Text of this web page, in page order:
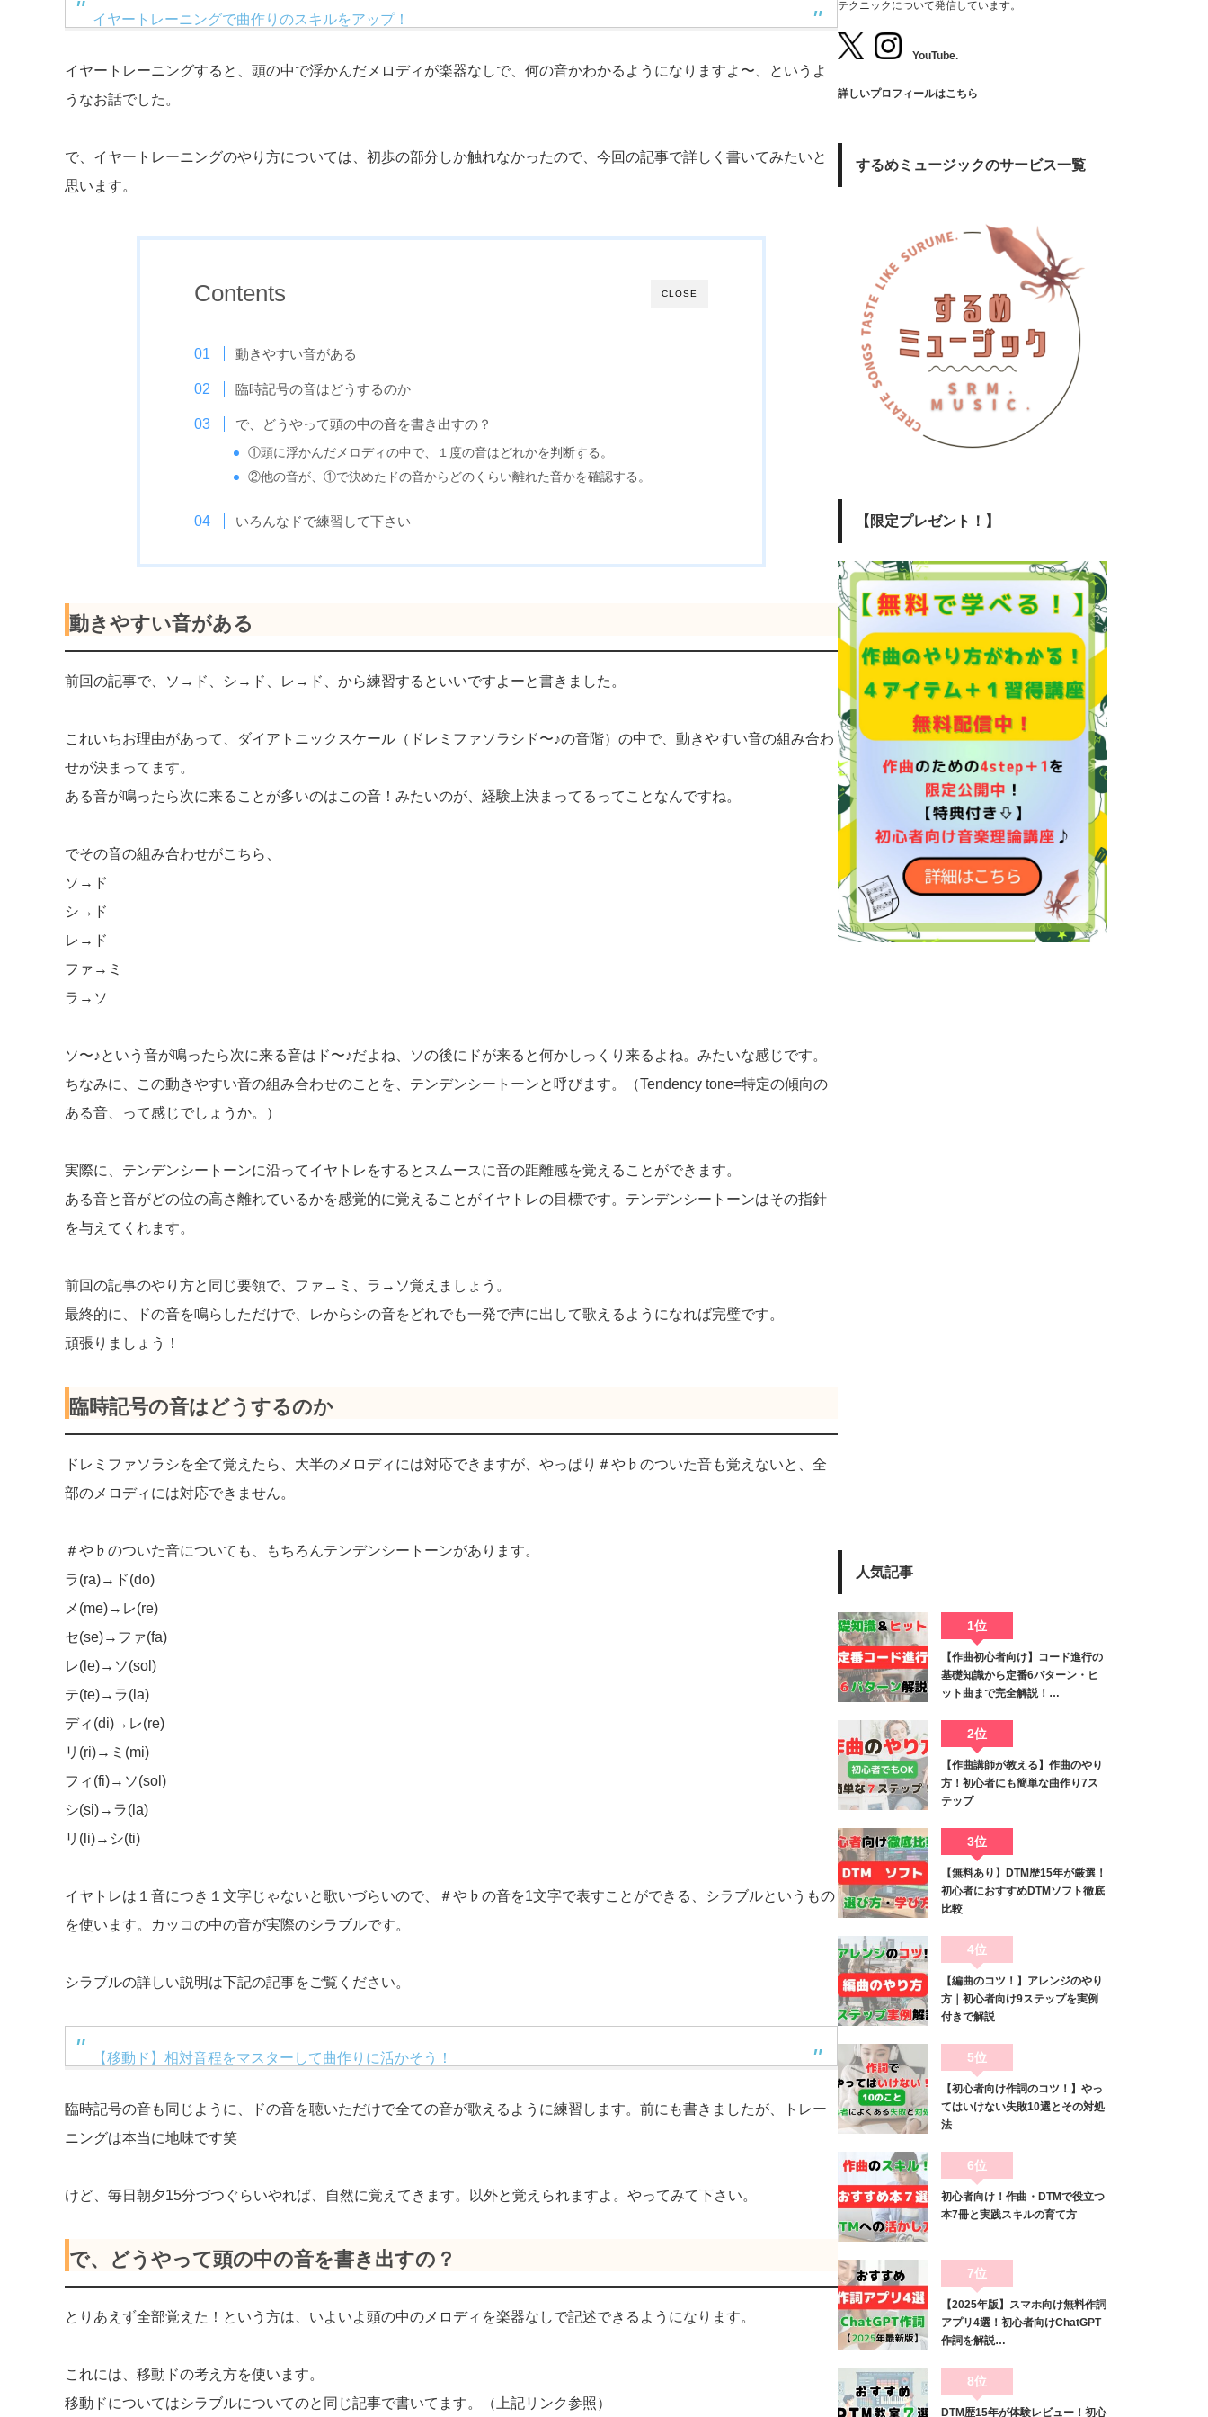
イヤートレーニングで曲作りのスキルをアップ！
イヤートレーニングすると、頭の中で浮かんだメロディが楽器なしで、何の音かわかるようになりますよ〜、というよ
うなお話でした。
で、イヤートレーニングのやり方については、初歩の部分しか触れなかったので、今回の記事で詳しく書いてみたいと
思います。
CLOSE
Contents
動きやすい音がある
臨時記号の音はどうするのか
で、どうやって頭の中の音を書き出すの？
①頭に浮かんだメロディの中で、１度の音はどれかを判断する。
②他の音が、①で決めたドの音からどのくらい離れた音かを確認する。
いろんなドで練習して下さい
動きやすい音がある
前回の記事で、ソ→ド、シ→ド、レ→ド、から練習するといいですよーと書きました。
これいちお理由があって、ダイアトニックスケール（ドレミファソラシド〜♪の音階）の中で、動きやすい音の組み合わ
せが決まってます。
ある音が鳴ったら次に来ることが多いのはこの音！みたいのが、経験上決まってるってことなんですね。
でその音の組み合わせがこちら、
ソ→ド
シ→ド
レ→ド
ファ→ミ
ラ→ソ
ソ〜♪という音が鳴ったら次に来る音はド〜♪だよね、ソの後にドが来ると何かしっくり来るよね。みたいな感じです。
ちなみに、この動きやすい音の組み合わせのことを、テンデンシートーンと呼びます。（Tendency tone=特定の傾向の
ある音、って感じでしょうか。）
実際に、テンデンシートーンに沿ってイヤトレをするとスムースに音の距離感を覚えることができます。
ある音と音がどの位の高さ離れているかを感覚的に覚えることがイヤトレの目標です。テンデンシートーンはその指針
を与えてくれます。
前回の記事のやり方と同じ要領で、ファ→ミ、ラ→ソ覚えましょう。
最終的に、ドの音を鳴らしただけで、レからシの音をどれでも一発で声に出して歌えるようになれば完璧です。
頑張りましょう！
臨時記号の音はどうするのか
ドレミファソラシを全て覚えたら、大半のメロディには対応できますが、やっぱり＃や♭のついた音も覚えないと、全
部のメロディには対応できません。
＃や♭のついた音についても、もちろんテンデンシートーンがあります。
ラ(ra)→ド(do)
メ(me)→レ(re)
セ(se)→ファ(fa)
レ(le)→ソ(sol)
テ(te)→ラ(la)
ディ(di)→レ(re)
リ(ri)→ミ(mi)
フィ(fi)→ソ(sol)
シ(si)→ラ(la)
リ(li)→シ(ti)
イヤトレは１音につき１文字じゃないと歌いづらいので、＃や♭の音を1文字で表すことができる、シラブルというもの
を使います。カッコの中の音が実際のシラブルです。
シラブルの詳しい説明は下記の記事をご覧ください。
【移動ド】相対音程をマスターして曲作りに活かそう！
臨時記号の音も同じように、ドの音を聴いただけで全ての音が歌えるように練習します。前にも書きましたが、トレー
ニングは本当に地味です笑
けど、毎日朝夕15分づつぐらいやれば、自然に覚えてきます。以外と覚えられますよ。やってみて下さい。
で、どうやって頭の中の音を書き出すの？
とりあえず全部覚えた！という方は、いよいよ頭の中のメロディを楽器なしで記述できるようになります。
これには、移動ドの考え方を使います。
移動ドについてはシラブルについてのと同じ記事で書いてます。（上記リンク参照）
テクニックについて発信しています。
YouTube.
詳しいプロフィールはこちら
するめミュージックのサービス一覧
【限定プレゼント！】
人気記事
1位
【作曲初心者向け】コード進行の
基礎知識から定番6パターン・ヒ
ット曲まで完全解説！…
2位
【作曲講師が教える】作曲のやり
方！初心者にも簡単な曲作り7ス
テップ
3位
【無料あり】DTM歴15年が厳選！
初心者におすすめDTMソフト徹底
比較
4位
【編曲のコツ！】アレンジのやり
方｜初心者向け9ステップを実例
付きで解説
5位
【初心者向け作詞のコツ！】やっ
てはいけない失敗10選とその対処
法
6位
初心者向け！作曲・DTMで役立つ
本7冊と実践スキルの育て方
7位
【2025年版】スマホ向け無料作詞
アプリ4選！初心者向けChatGPT
作詞を解説…
8位
DTM歴15年が体験レビュー！初心